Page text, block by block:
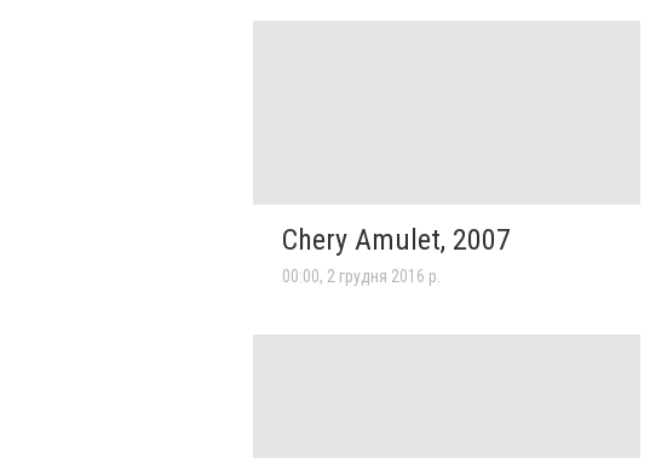
Chery Amulet, 2007
00:00, 2 грудня 2016 р.